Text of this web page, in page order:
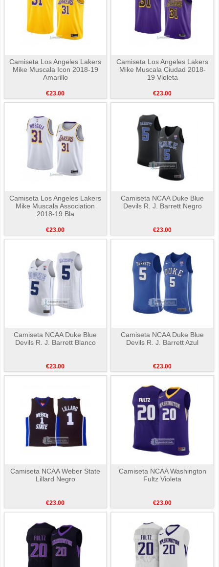
Camiseta Los Angeles Lakers
Mike Muscala Icon 2018-19
Amarillo
€23.00
Camiseta Los Angeles Lakers
Mike Muscala Ciudad 2018-
19 Violeta
€23.00
Camiseta Los Angeles Lakers
Mike Muscala Association
2018-19 Bla
€23.00
Camiseta NCAA Duke Blue
Devils R. J. Barrett Negro
€23.00
Camiseta NCAA Duke Blue
Devils R. J. Barrett Blanco
€23.00
Camiseta NCAA Duke Blue
Devils R. J. Barrett Azul
€23.00
Camiseta NCAA Weber State
Lillard Negro
€23.00
Camiseta NCAA Washington
Fultz Violeta
€23.00